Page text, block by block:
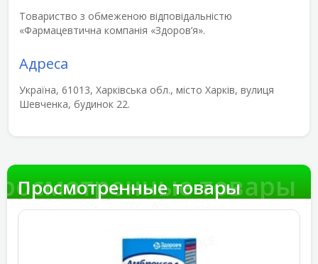
Товариство з обмеженою відповідальністю
«Фармацевтична компанія «Здоров’я».
Адреса
Україна, 61013, Харківська обл., місто Харків, вулиця
Шевченка, будинок 22.
товары
Просмотренные товары